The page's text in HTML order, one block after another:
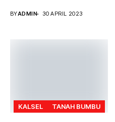
BYADMIN 30 APRIL 2023
KALSEL TANAH BUMBU